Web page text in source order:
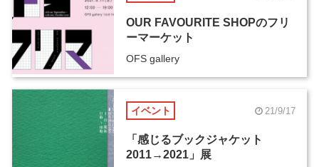
OUR FAVOURITE SHOPのフリ
ーマーケット
OFS gallery
イベント 21/9/17
「感じるブックジャケット
2011→2021」展